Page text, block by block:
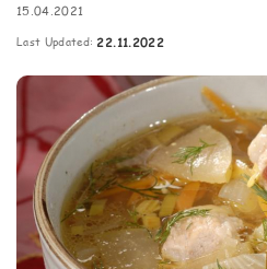
15.04.2021
Last Updated: 22.11.2022